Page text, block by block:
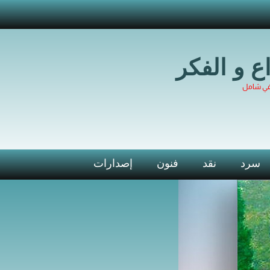
و الفكر
شامل
سرد نقد فنون إصدارات